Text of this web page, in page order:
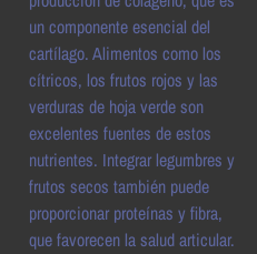
un componente esencial del
cartílago. Alimentos como los
cítricos, los frutos rojos y las
verduras de hoja verde son
excelentes fuentes de estos
nutrientes. Integrar legumbres y
frutos secos también puede
proporcionar proteínas y fibra,
que favorecen la salud articular.